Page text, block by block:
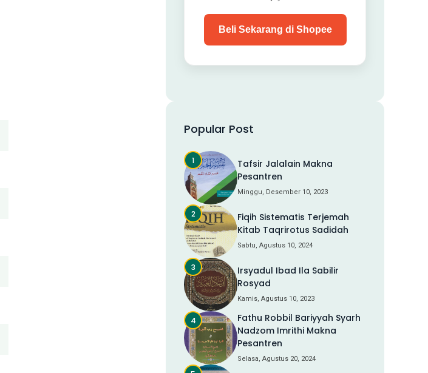
Beli Sekarang di Shopee
Popular Post
Tafsir Jalalain Makna
Pesantren
Minggu, Desember 10, 2023
Fiqih Sistematis Terjemah
Kitab Taqrirotus Sadidah
Sabtu, Agustus 10, 2024
Irsyadul Ibad Ila Sabilir
Rosyad
Kamis, Agustus 10, 2023
Fathu Robbil Bariyyah Syarh
Nadzom Imrithi Makna
Pesantren
Selasa, Agustus 20, 2024